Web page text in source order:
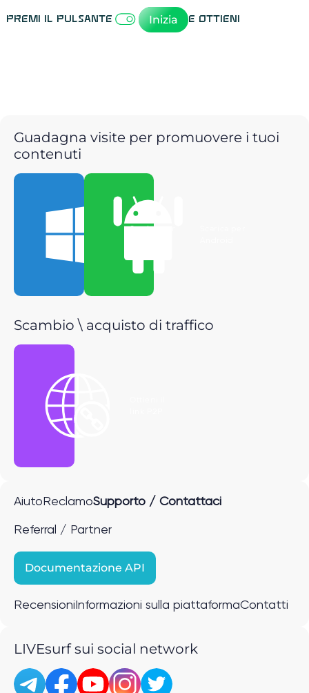
Premi il pulsante Inizia e ottieni
Guadagna visite per promuovere i tuoi
contenuti
Scarica per
Scambio \ acquisto di traffico
Aiuto ReclamoSupporto / Contattaci
Referral / Partner
Documentazione API
Recensioni Informazioni sulla piattaformaContatti
LIVEsurf sui social network